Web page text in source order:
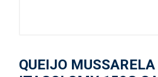
QUEIJO